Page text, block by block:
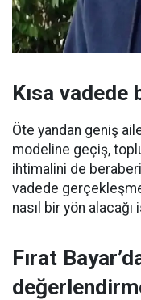
Kısa
Öte yandan geniş
modeline geçiş,
ihtimalini de
vadede
nasıl bir yön
Fırat